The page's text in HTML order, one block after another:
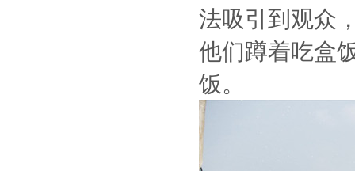
法吸引到观众
他们蹲着吃盒
饭。